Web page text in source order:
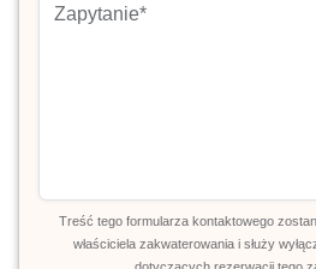
Treść tego formularza kontaktowego
właściciela zakwaterowania i służy